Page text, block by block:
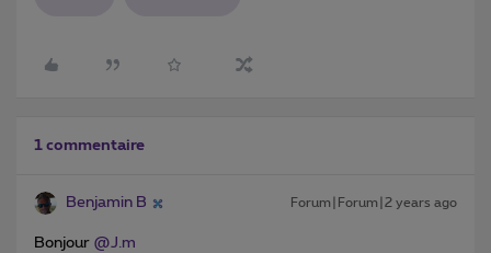
1 commentaire
Benjamin B Forum|Forum|2 years ago
Bonjour @J.m